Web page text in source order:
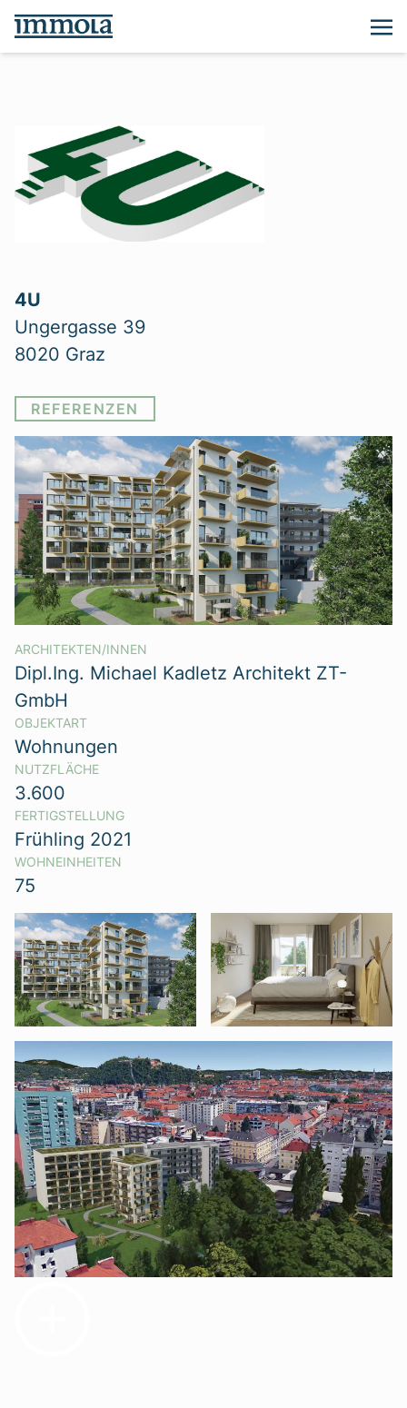
4U
Ungergasse 39
8020 Graz
REFERENZEN
ARCHITEKTEN/INNEN
Dipl.Ing. Michael Kadletz Architekt ZT-
GmbH
OBJEKTART
Wohnungen
NUTZFLÄCHE
3.600
FERTIGSTELLUNG
Frühling 2021
WOHNEINHEITEN
75